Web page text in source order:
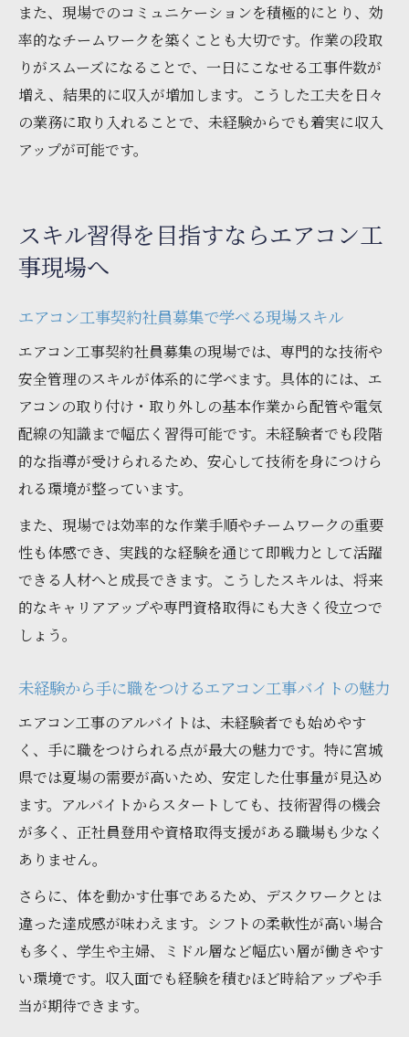
また、現場でのコミュニケーションを積極的にとり、効
率的なチームワークを築くことも大切です。作業の段取
りがスムーズになることで、一日にこなせる工事件数が
増え、結果的に収入が増加します。こうした工夫を日々
の業務に取り入れることで、未経験からでも着実に収入
アップが可能です。
スキル習得を目指すならエアコン工
事現場へ
エアコン工事契約社員募集で学べる現場スキル
エアコン工事契約社員募集の現場では、専門的な技術や
安全管理のスキルが体系的に学べます。具体的には、エ
アコンの取り付け・取り外しの基本作業から配管や電気
配線の知識まで幅広く習得可能です。未経験者でも段階
的な指導が受けられるため、安心して技術を身につけら
れる環境が整っています。
また、現場では効率的な作業手順やチームワークの重要
性も体感でき、実践的な経験を通じて即戦力として活躍
できる人材へと成長できます。こうしたスキルは、将来
的なキャリアアップや専門資格取得にも大きく役立つで
しょう。
未経験から手に職をつけるエアコン工事バイトの魅力
エアコン工事のアルバイトは、未経験者でも始めやす
く、手に職をつけられる点が最大の魅力です。特に宮城
県では夏場の需要が高いため、安定した仕事量が見込め
ます。アルバイトからスタートしても、技術習得の機会
が多く、正社員登用や資格取得支援がある職場も少なく
ありません。
さらに、体を動かす仕事であるため、デスクワークとは
違った達成感が味わえます。シフトの柔軟性が高い場合
も多く、学生や主婦、ミドル層など幅広い層が働きやす
い環境です。収入面でも経験を積むほど時給アップや手
当が期待できます。